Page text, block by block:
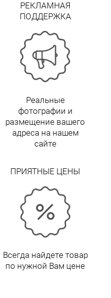
РЕКЛАМНАЯ
ПОДДЕРЖКА
Реальные
фотографии и
размещение вашего
адреса на нашем
сайте
ПРИЯТНЫЕ ЦЕНЫ
Всегда найдете товар
по нужной Вам цене